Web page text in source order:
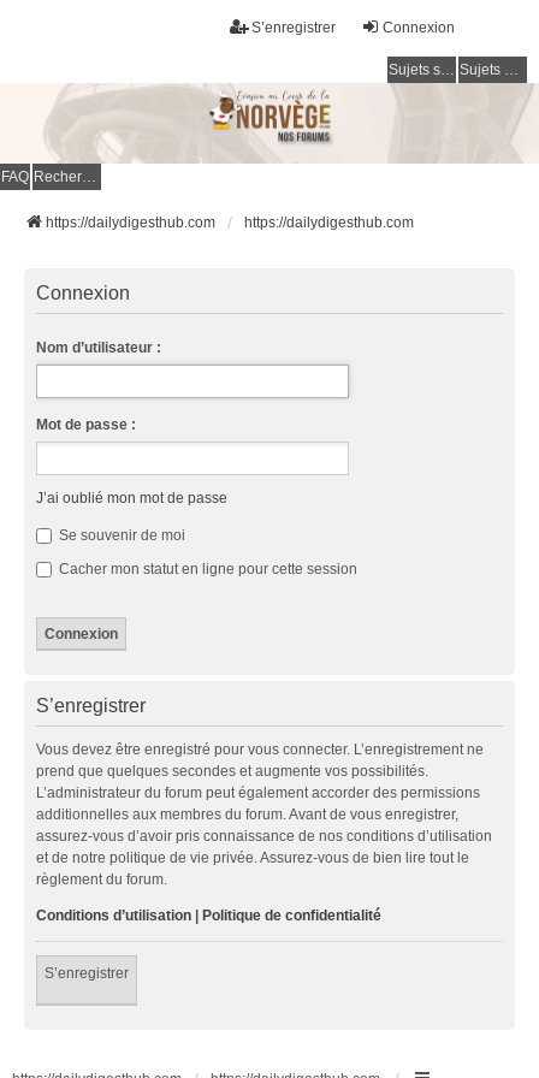
Connexion
S’enregistrer
Sujets sans réponse Sujets actifs
FAQ Rechercher
https://dailydigesthub.com https://dailydigesthub.com
Connexion
Nom d’utilisateur :
Mot de passe :
J’ai oublié mon mot de passe
Se souvenir de moi
Cacher mon statut en ligne pour cette session
S’enregistrer
Vous devez être enregistré pour vous connecter. L’enregistrement ne
prend que quelques secondes et augmente vos possibilités.
L’administrateur du forum peut également accorder des permissions
additionnelles aux membres du forum. Avant de vous enregistrer,
assurez-vous d’avoir pris connaissance de nos conditions d’utilisation
et de notre politique de vie privée. Assurez-vous de bien lire tout le
règlement du forum.
Conditions d’utilisation Politique de confidentialité
S’enregistrer